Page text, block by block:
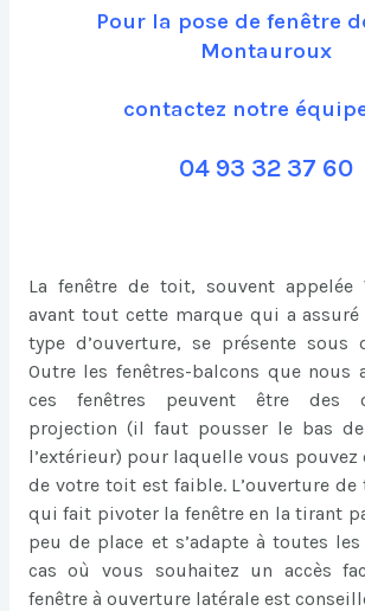
Pour la pose de fenêtre
Montauroux
contactez notre
04 93 32 37 60
La fenêtre de toit, souvent appelée
avant tout cette marque qui a assuré
type d’ouverture, se présente sous
Outre les fenêtres-balcons que nous
ces fenêtres peuvent être des
projection (il faut pousser le bas
l’extérieur) pour laquelle vous
de votre toit est faible. L’ouverture
qui fait pivoter la fenêtre en la tirant
peu de place et s’adapte à toutes
cas où vous souhaitez un accès
fenêtre à ouverture latérale est